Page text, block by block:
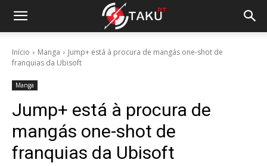
Início Manga
Jump+ está à procura de mangás one-shot de
franquias da Ubisoft
Manga
Jump+ está à procura de
mangás one-shot de
franquias da Ubisoft